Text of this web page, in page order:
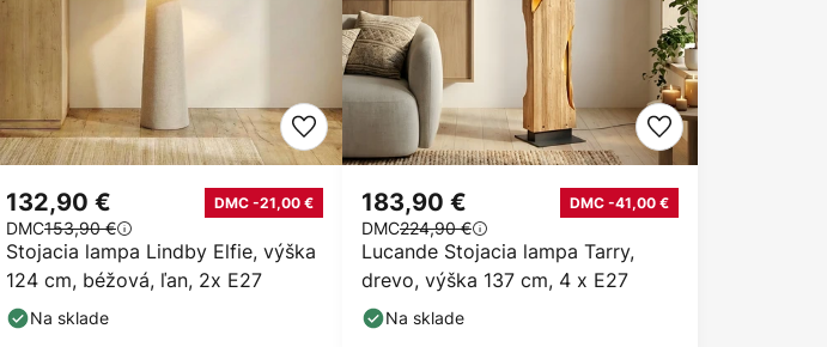
Stojacia lampa Lindby Elfie, výška
124 cm, béžová, ľan, 2x E27
132,90 € DMC -21,00 €
DMC153,90 €
Na sklade
Lucande Stojacia lampa Tarry,
drevo, výška 137 cm, 4 x E27
183,90 € DMC -41,00 €
DMC224,90 €
Na sklade